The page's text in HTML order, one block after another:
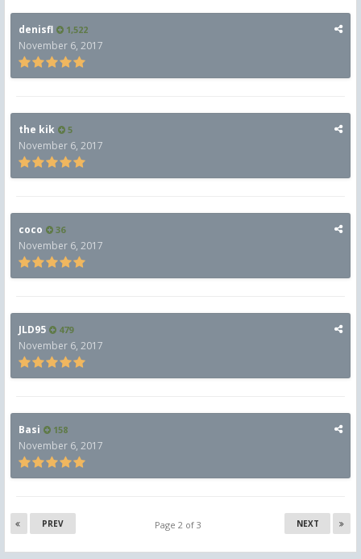
denisfl 1,522
November 6, 2017
the kik 5
November 6, 2017
coco 36
November 6, 2017
JLD95 479
November 6, 2017
Basi 158
November 6, 2017
PREV NEXT
Page 2 of 3